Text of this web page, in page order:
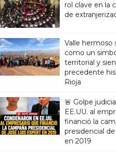
rol clave en la
de
Valle hermoso
como un
territorial y
precedente
Rioja
🚨 Golpe
EE.UU. al
financió la
presidencial
en 2019